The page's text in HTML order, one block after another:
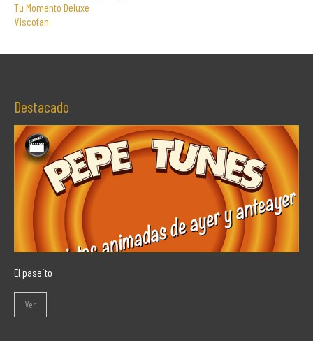
Tu Momento Deluxe
Viscofan
Destacado
El paseito
Ver